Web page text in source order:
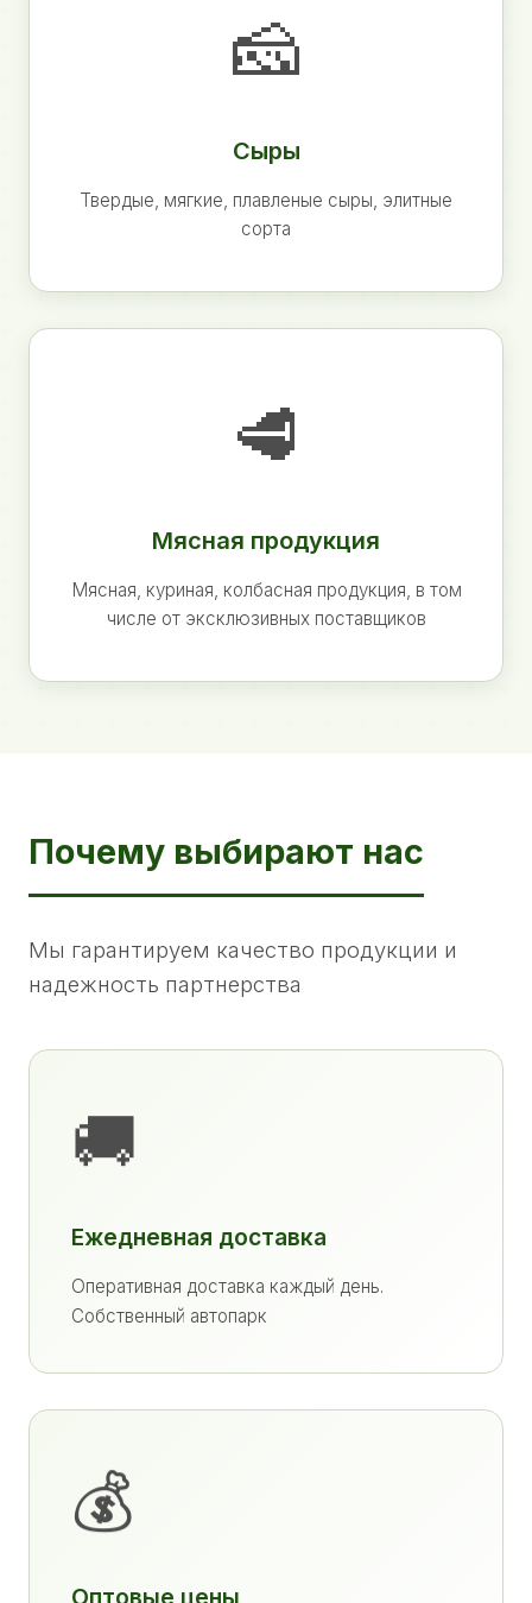
🧀
Сыры
Твердые, мягкие, плавленые сыры, элитные
сорта
🥩
Мясная продукция
Мясная, куриная, колбасная продукция, в том
числе от эксклюзивных поставщиков
Почему выбирают нас
Мы гарантируем качество продукции и
надежность партнерства
🚚
Ежедневная доставка
Оперативная доставка каждый день.
Собственный автопарк
💰
Оптовые цены